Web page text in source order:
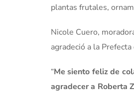
plantas frutales,
Nicole Cuero,
agradeció a la
“Me siento feliz de
agradecer a Roberta